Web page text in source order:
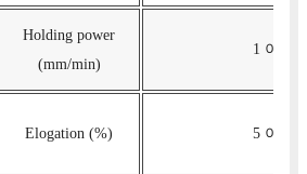
Holding power
(mm/min)
1 이하
Elogation (%) 5 이상